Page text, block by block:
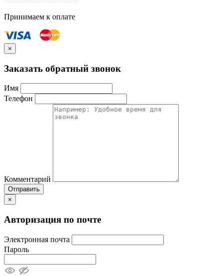
Принимаем к оплате
×
Заказать обратный звонок
Имя
Телефон
Комментарий
Отправить
×
Авторизация по почте
Электронная почта
Пароль